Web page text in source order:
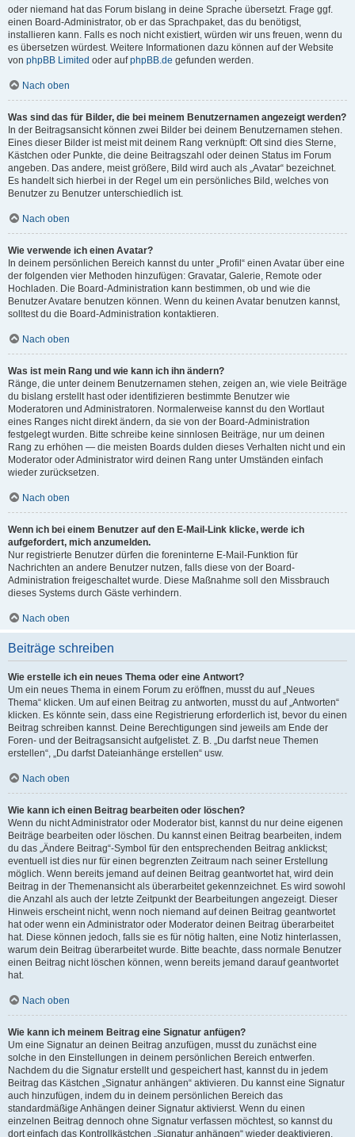
oder niemand hat das Forum bislang in deine Sprache übersetzt. Frage ggf.
einen Board-Administrator, ob er das Sprachpaket, das du benötigst,
installieren kann. Falls es noch nicht existiert, würden wir uns freuen, wenn du
es übersetzen würdest. Weitere Informationen dazu können auf der Website
von phpBB Limited oder aufphpBB.de gefunden werden.
Nach oben
Was sind das für Bilder, die bei meinem Benutzernamen angezeigt werden?
In der Beitragsansicht können zwei Bilder bei deinem Benutzernamen stehen.
Eines dieser Bilder ist meist mit deinem Rang verknüpft: Oft sind dies Sterne,
Kästchen oder Punkte, die deine Beitragszahl oder deinen Status im Forum
angeben. Das andere, meist größere, Bild wird auch als „Avatar“ bezeichnet.
Es handelt sich hierbei in der Regel um ein persönliches Bild, welches von
Benutzer zu Benutzer unterschiedlich ist.
Nach oben
Wie verwende ich einen Avatar?
In deinem persönlichen Bereich kannst du unter „Profil“ einen Avatar über eine
der folgenden vier Methoden hinzufügen: Gravatar, Galerie, Remote oder
Hochladen. Die Board-Administration kann bestimmen, ob und wie die
Benutzer Avatare benutzen können. Wenn du keinen Avatar benutzen kannst,
solltest du die Board-Administration kontaktieren.
Nach oben
Was ist mein Rang und wie kann ich ihn ändern?
Ränge, die unter deinem Benutzernamen stehen, zeigen an, wie viele Beiträge
du bislang erstellt hast oder identifizieren bestimmte Benutzer wie
Moderatoren und Administratoren. Normalerweise kannst du den Wortlaut
eines Ranges nicht direkt ändern, da sie von der Board-Administration
festgelegt wurden. Bitte schreibe keine sinnlosen Beiträge, nur um deinen
Rang zu erhöhen — die meisten Boards dulden dieses Verhalten nicht und ein
Moderator oder Administrator wird deinen Rang unter Umständen einfach
wieder zurücksetzen.
Nach oben
Wenn ich bei einem Benutzer auf den E-Mail-Link klicke, werde ich
aufgefordert, mich anzumelden.
Nur registrierte Benutzer dürfen die foreninterne E-Mail-Funktion für
Nachrichten an andere Benutzer nutzen, falls diese von der Board-
Administration freigeschaltet wurde. Diese Maßnahme soll den Missbrauch
dieses Systems durch Gäste verhindern.
Nach oben
Beiträge schreiben
Wie erstelle ich ein neues Thema oder eine Antwort?
Um ein neues Thema in einem Forum zu eröffnen, musst du auf „Neues
Thema“ klicken. Um auf einen Beitrag zu antworten, musst du auf „Antworten“
klicken. Es könnte sein, dass eine Registrierung erforderlich ist, bevor du einen
Beitrag schreiben kannst. Deine Berechtigungen sind jeweils am Ende der
Foren- und der Beitragsansicht aufgelistet. Z. B. „Du darfst neue Themen
erstellen“, „Du darfst Dateianhänge erstellen“ usw.
Nach oben
Wie kann ich einen Beitrag bearbeiten oder löschen?
Wenn du nicht Administrator oder Moderator bist, kannst du nur deine eigenen
Beiträge bearbeiten oder löschen. Du kannst einen Beitrag bearbeiten, indem
du das „Ändere Beitrag“-Symbol für den entsprechenden Beitrag anklickst;
eventuell ist dies nur für einen begrenzten Zeitraum nach seiner Erstellung
möglich. Wenn bereits jemand auf deinen Beitrag geantwortet hat, wird dein
Beitrag in der Themenansicht als überarbeitet gekennzeichnet. Es wird sowohl
die Anzahl als auch der letzte Zeitpunkt der Bearbeitungen angezeigt. Dieser
Hinweis erscheint nicht, wenn noch niemand auf deinen Beitrag geantwortet
hat oder wenn ein Administrator oder Moderator deinen Beitrag überarbeitet
hat. Diese können jedoch, falls sie es für nötig halten, eine Notiz hinterlassen,
warum dein Beitrag überarbeitet wurde. Bitte beachte, dass normale Benutzer
einen Beitrag nicht löschen können, wenn bereits jemand darauf geantwortet
hat.
Nach oben
Wie kann ich meinem Beitrag eine Signatur anfügen?
Um eine Signatur an deinen Beitrag anzufügen, musst du zunächst eine
solche in den Einstellungen in deinem persönlichen Bereich entwerfen.
Nachdem du die Signatur erstellt und gespeichert hast, kannst du in jedem
Beitrag das Kästchen „Signatur anhängen“ aktivieren. Du kannst eine Signatur
auch hinzufügen, indem du in deinem persönlichen Bereich das
standardmäßige Anhängen deiner Signatur aktivierst. Wenn du einen
einzelnen Beitrag dennoch ohne Signatur verfassen möchtest, so kannst du
dort einfach das Kontrollkästchen „Signatur anhängen“ wieder deaktivieren.